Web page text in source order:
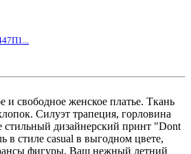
и свободное женское платье. Ткань
Силуэт трапеция, горловина
стильный дизайнерский принт "Dont
в стиле casual в выгодном цвете,
фигуры. Ваш нежный летний